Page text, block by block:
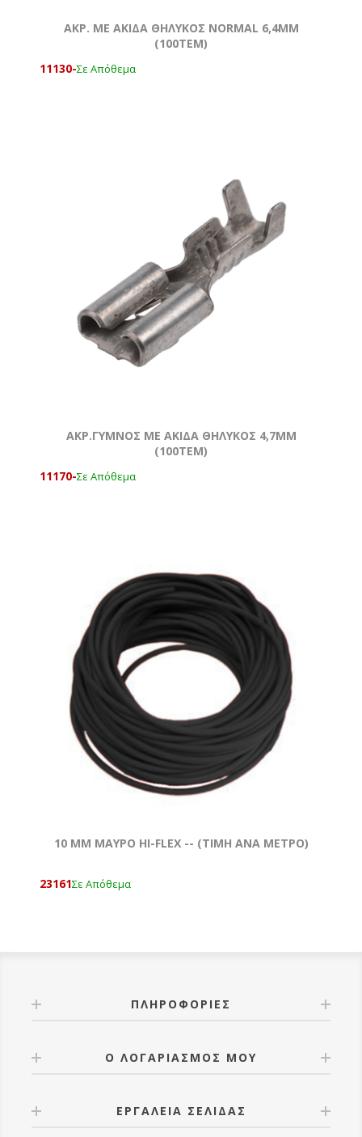
ΑΚΡ. ΜΕ ΑΚΙΔΑ ΘΗΛΥΚΟΣ NORMAL 6,4MM
(100ΤΕΜ)
11130-Σε Απόθεμα
ΑΚΡ.ΓΥΜΝΟΣ ΜΕ ΑΚΙΔΑ ΘΗΛΥΚΟΣ 4,7ΜΜ
(100ΤΕΜ)
11170-Σε Απόθεμα
10 MM ΜΑΥΡΟ HI-FLEX -- (TIMH ANA METΡΟ)
23161Σε Απόθεμα
ΠΛΗΡΟΦΟΡΊΕΣ
Ο ΛΟΓΑΡΙΑΣΜΌΣ ΜΟΥ
ΕΡΓΑΛΕΊΑ ΣΕΛΊΔΑΣ